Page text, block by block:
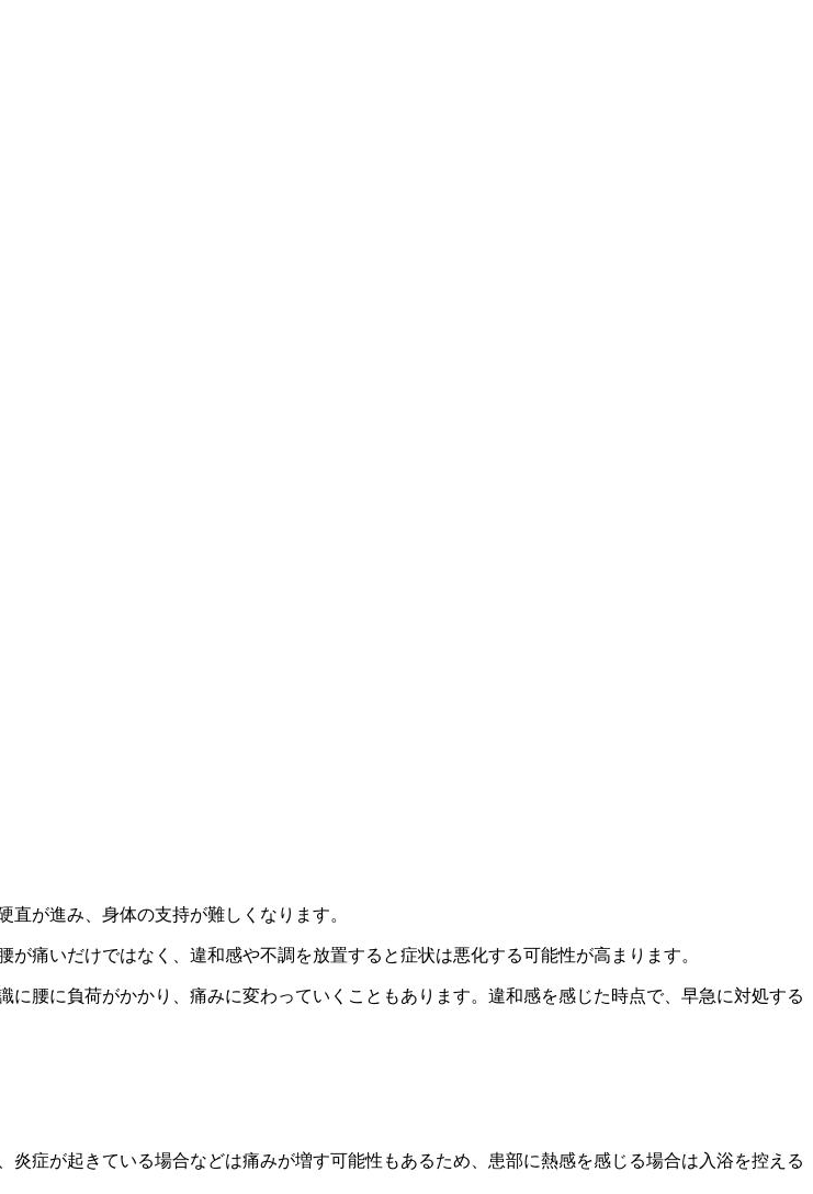
が進み、身体の支持が難しくなります。
痛いだけではなく、違和感や不調を放置すると症状は悪化する可能性が高まります。
に腰に負荷がかかり、痛みに変わっていくこともあります。違和感を感じた時点で、早急に対処する
症が起きている場合などは痛みが増す可能性もあるため、患部に熱感を感じる場合は入浴を控える